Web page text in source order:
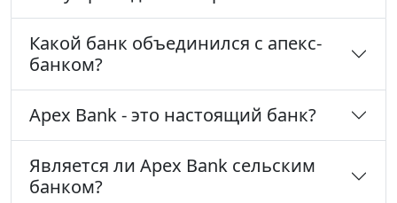
Какой банк объединился с апекс-
банком?
Apex Bank - это настоящий банк?
Является ли Apex Bank сельским
банком?